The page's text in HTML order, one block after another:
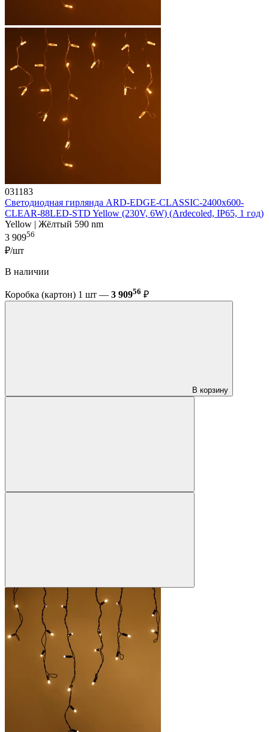
031183
Светодиодная гирлянда ARD-EDGE-CLASSIC-2400x600-
CLEAR-88LED-STD Yellow (230V, 6W) (Ardecoled, IP65, 1 год)
Yellow | Жёлтый 590 nm
3 90956
₽/шт
В наличии
Коробка (картон) 1 шт — 3 90956 ₽
В корзину